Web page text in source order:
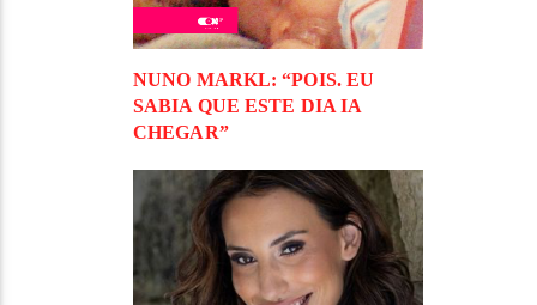
NUNO MARKL: “POIS. EU
SABIA QUE ESTE DIA IA
CHEGAR”